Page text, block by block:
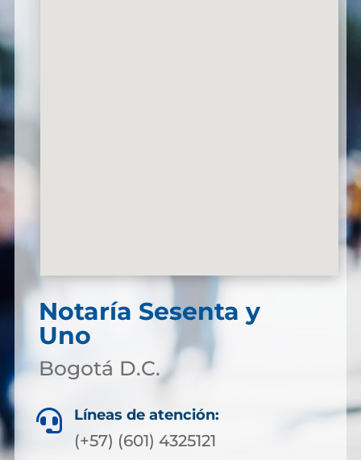
Notaría Sesenta y
Uno
Bogotá D.C.
 Líneas de atención:
(+57) (601) 4325121